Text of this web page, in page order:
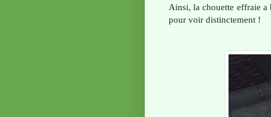
Ainsi, la chouette effraie a
pour voir distinctement !